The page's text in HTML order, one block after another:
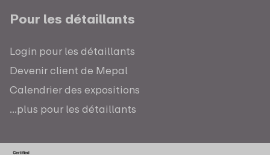
Pour les détaillants
Login pour les détaillants
Devenir client de Mepal
Calendrier des expositions
...plus pour les détaillants